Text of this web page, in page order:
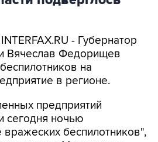
- Губернатор
на
в регионе.
предприятий
беспилотников",
канале в Max утром в